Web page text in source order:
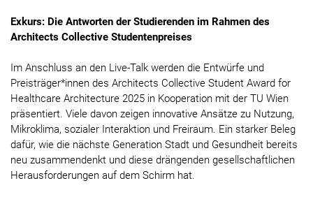
Exkurs: Die Antworten der Studierenden im Rahmen des
Architects Collective Studentenpreises
Im Anschluss an den Live-Talk werden die Entwürfe und
Preisträger*innen des Architects Collective Student Award for
Healthcare Architecture 2025 in Kooperation mit der TU Wien
präsentiert. Viele davon zeigen innovative Ansätze zu Nutzung,
Mikroklima, sozialer Interaktion und Freiraum. Ein starker Beleg
dafür, wie die nächste Generation Stadt und Gesundheit bereits
neu zusammendenkt und diese drängenden gesellschaftlichen
Herausforderungen auf dem Schirm hat.